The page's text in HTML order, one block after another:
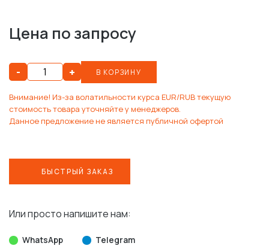
Цена по запросу
- + В КОРЗИНУ
Внимание! Из-за волатильности курса EUR/RUB текущую
стоимость товара уточняйте у менеджеров.
Данное предложение не является публичной офертой
БЫСТРЫЙ ЗАКАЗ
Или просто напишите нам:
WhatsApp Telegram